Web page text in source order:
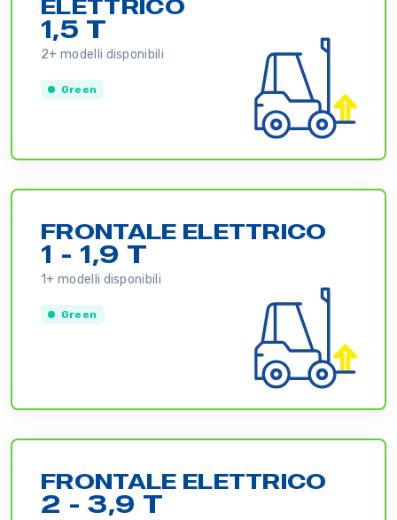
ELETTRICO
1,5 T
2+ modelli disponibili
Green
FRONTALE ELETTRICO
1 - 1,9 T
1+ modelli disponibili
Green
FRONTALE ELETTRICO
2 - 3,9 T